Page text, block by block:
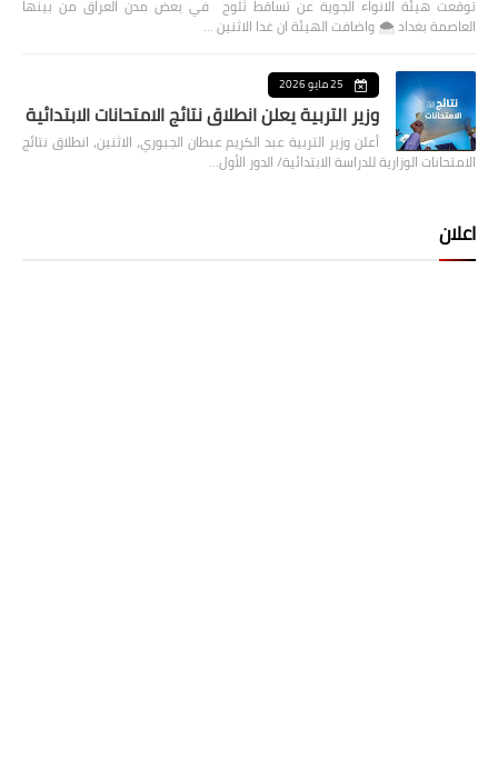
توقعت هيئة الانواء الجوية عن تساقط ثلوج في بعض مدن العراق من بينها
العاصمة بغداد ⁦🌨️⁩ واضافت الهيئة ان غدا الاثنين …
25 مايو 2026
وزير التربية يعلن انطلاق نتائج الامتحانات الابتدائية
أعلن وزير التربية عبد الكريم عبطان الجبوري، الاثنين، انطلاق نتائج
الامتحانات الوزارية للدراسة الابتدائية/ الدور الأول…
اعلان